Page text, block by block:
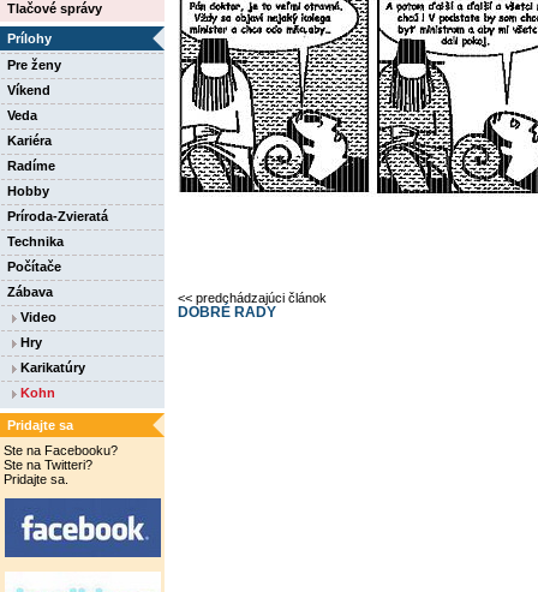
Tlačové správy
Prílohy
Pre ženy
Víkend
Veda
Kariéra
Radíme
Hobby
Príroda-Zvieratá
Technika
Počítače
Zábava
Video
Hry
Karikatúry
Kohn
Pridajte sa
Ste na Facebooku?
Ste na Twitteri?
Pridajte sa.
<< predchádzajúci článok
DOBRÉ RADY